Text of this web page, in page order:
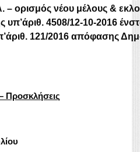
ορισμός νέου μέλους &
υπ’άριθ. 4508/12-10-2016
121/2016 απόφασης
Προσκλήσεις